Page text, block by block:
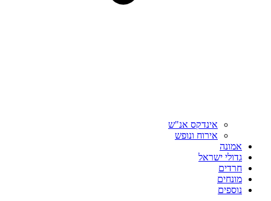
אינדקס אנ"ש
אירוח ונופש
אמונה
גדולי ישראל
חרדים
מונחים
נוספים